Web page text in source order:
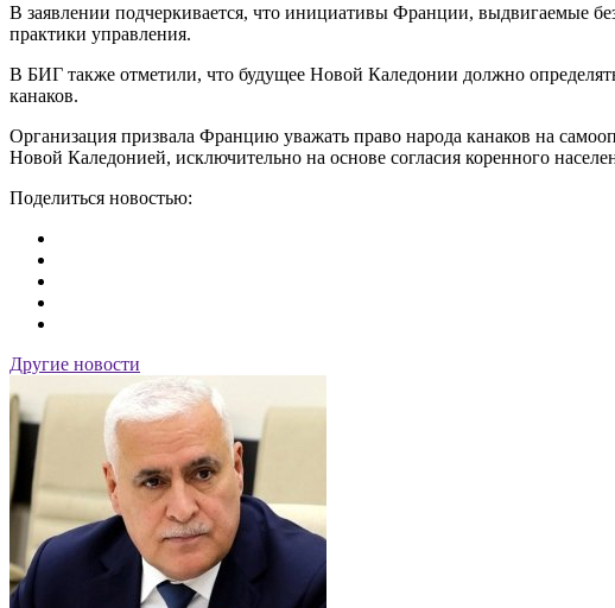
В заявлении подчеркивается, что инициативы Франции, выдвигаемые
практики управления.
В БИГ также отметили, что будущее Новой Каледонии должно
канаков.
Организация призвала Францию уважать право народа канаков на
Новой Каледонией, исключительно на основе согласия коренного
Поделиться новостью:
Другие новости